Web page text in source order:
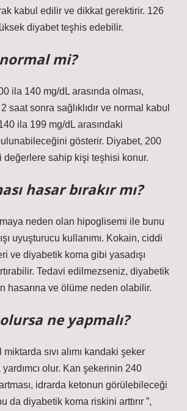
kabul edilir ve dikkat gerektirir. 126
diyabet teşhis edebilir.
mi?
ila 140 mg/dL arasında olması,
saat sonra sağlıklıdır ve normal kabul
ila 199 mg/dL arasındaki
gösterir. Diyabet, 200
değerlere sahip kişi teşhisi konur.
hasar bırakır mı?
neden olan hipoglisemi ile bunu
uyuşturucu kullanımı. Kokain, ciddi
ve diyabetik koma gibi yasadışı
Tedavi edilmezseniz, diyabetik
hasarına ve ölüme neden olabilir.
ne yapmalı?
sıvı alımı kandaki şeker
yardımcı olur. Kan şekerinin 240
idrarda ketonun görülebileceği
da diyabetik koma riskini arttırır ”,